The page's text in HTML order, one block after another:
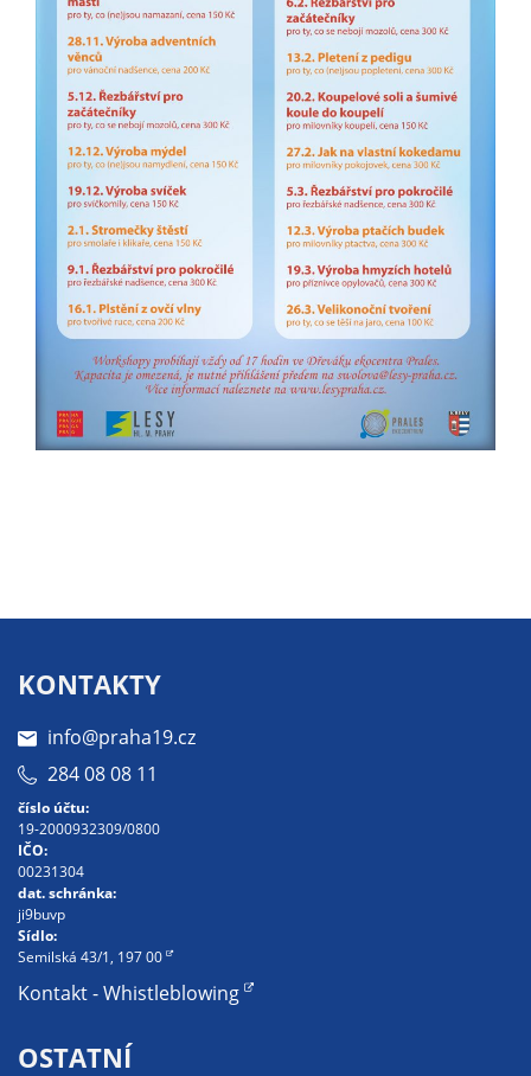
KONTAKTY
info@praha19.cz
284 08 08 11
číslo účtu:
19-2000932309/0800
IČO:
00231304
dat. schránka:
ji9buvp
Sídlo:
Semilská 43/1, 197 00
Kontakt - Whistleblowing
OSTATNÍ
a našich
reklamních
kampaní.
Jejich pomocí
určujeme
počet návštěv
a zdroje
návštěv našich
internetových
stránek. Data
získaná
pomocí
těchto
cookies
zpracováváme
souhrnně, bez